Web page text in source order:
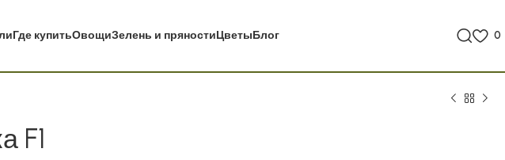
Где купитьОвощиЗелень и пряностиЦветыБлог 0
F1